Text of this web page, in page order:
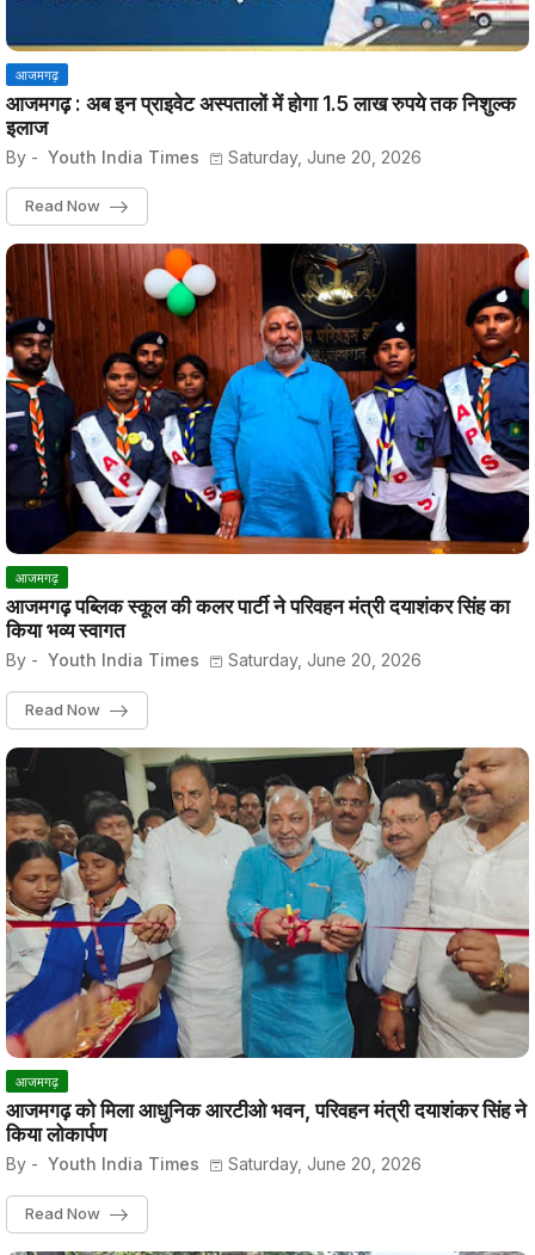
आजमगढ़
आजमगढ़ : अब इन प्राइवेट अस्पतालों में होगा 1.5 लाख रुपये तक निशुल्क
इलाज
By - Youth India Times Saturday, June 20, 2026
Read Now
आजमगढ़
आजमगढ़ पब्लिक स्कूल की कलर पार्टी ने परिवहन मंत्री दयाशंकर सिंह का
किया भव्य स्वागत
By - Youth India Times Saturday, June 20, 2026
Read Now
आजमगढ़
आजमगढ़ को मिला आधुनिक आरटीओ भवन, परिवहन मंत्री दयाशंकर सिंह ने
किया लोकार्पण
By - Youth India Times Saturday, June 20, 2026
Read Now